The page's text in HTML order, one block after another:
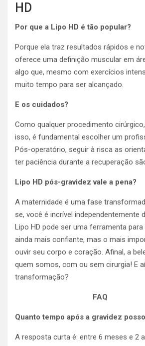
HD
Por que a Lipo HD é tão popular?
Porque ela traz resultados rápidos e
oferece uma definição muscular em
algo que, mesmo com exercícios
muito tempo para ser alcançado.
E os cuidados?
Como qualquer procedimento
isso, é fundamental escolher um
Pós-operatório, seguir à risca as
ter paciência durante a recuperação
Lipo HD pós-gravidez vale a pena?
A maternidade é uma fase
se, você é incrível independentemente
Lipo HD pode ser uma ferramenta
ainda mais confiante, mas o mais
ouvir seu corpo e coração. Afinal, a
quem somos, com ou sem cirurgia! E
transformação?
FAQ
Quanto tempo após a gravidez
A resposta curta é: entre 6 meses e 2